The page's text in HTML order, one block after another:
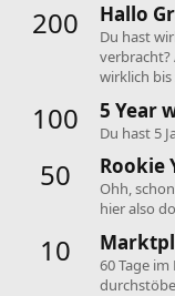
200 Hallo
Du hast
verbracht?
wirklich
100 5 Year
Du hast 5
50 Rookie
Ohh,
hier also
10
60 Tage